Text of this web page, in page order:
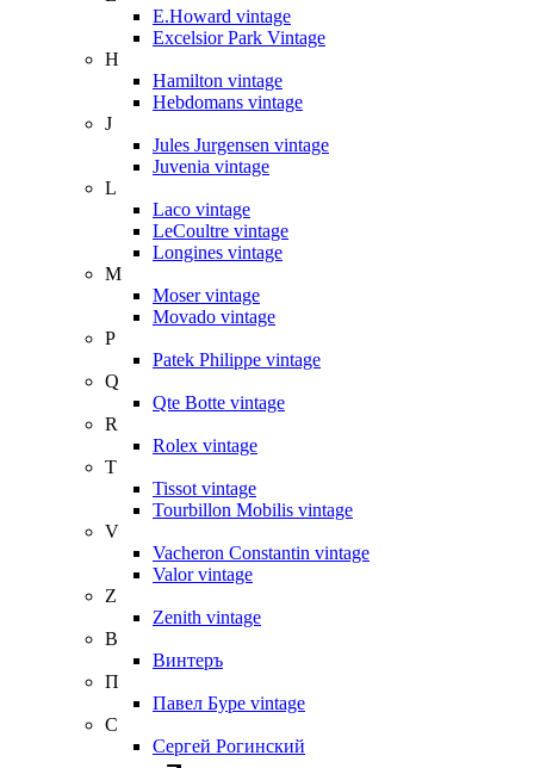
E.Howard vintage
Excelsior Park Vintage
H
Hamilton vintage
Hebdomans vintage
J
Jules Jurgensen vintage
Juvenia vintage
L
Laco vintage
LeCoultre vintage
Longines vintage
M
Moser vintage
Movado vintage
P
Patek Philippe vintage
Q
Qte Botte vintage
R
Rolex vintage
T
Tissot vintage
Tourbillon Mobilis vintage
V
Vacheron Constantin vintage
Valor vintage
Z
Zenith vintage
В
Винтеръ
П
Павел Буре vintage
С
Сергей Рогинский